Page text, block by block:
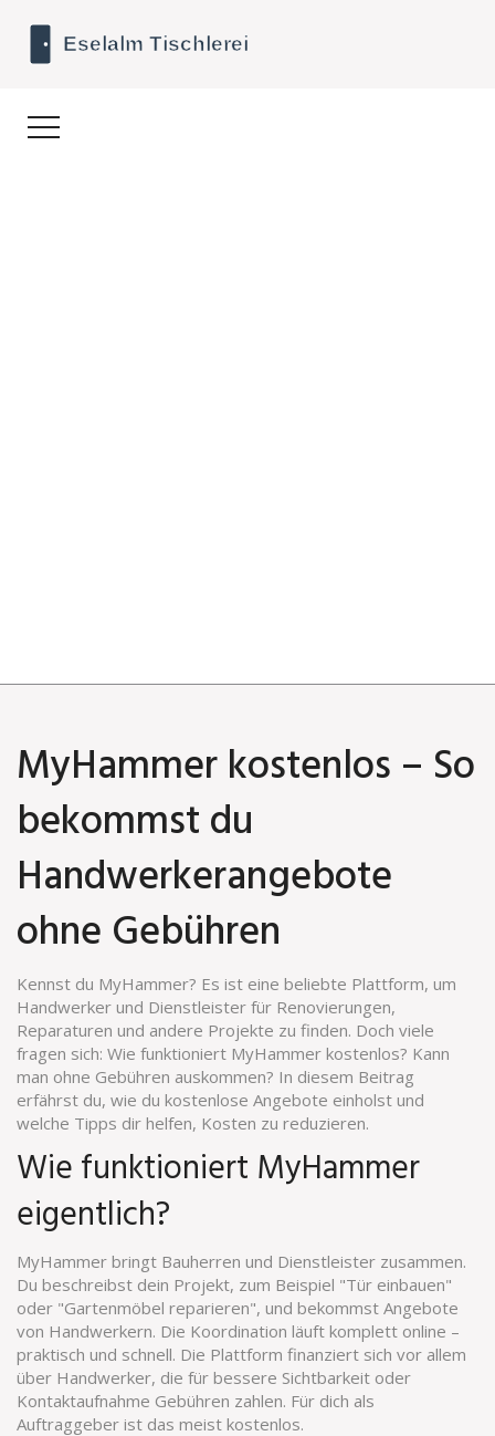
MyHammer kostenlos – So
bekommst du
Handwerkerangebote
ohne Gebühren
Kennst du MyHammer? Es ist eine beliebte Plattform, um
Handwerker und Dienstleister für Renovierungen,
Reparaturen und andere Projekte zu finden. Doch viele
fragen sich: Wie funktioniert MyHammer kostenlos? Kann
man ohne Gebühren auskommen? In diesem Beitrag
erfährst du, wie du kostenlose Angebote einholst und
welche Tipps dir helfen, Kosten zu reduzieren.
Wie funktioniert MyHammer
eigentlich?
MyHammer bringt Bauherren und Dienstleister zusammen.
Du beschreibst dein Projekt, zum Beispiel "Tür einbauen"
oder "Gartenmöbel reparieren", und bekommst Angebote
von Handwerkern. Die Koordination läuft komplett online –
praktisch und schnell. Die Plattform finanziert sich vor allem
über Handwerker, die für bessere Sichtbarkeit oder
Kontaktaufnahme Gebühren zahlen. Für dich als
Auftraggeber ist das meist kostenlos.